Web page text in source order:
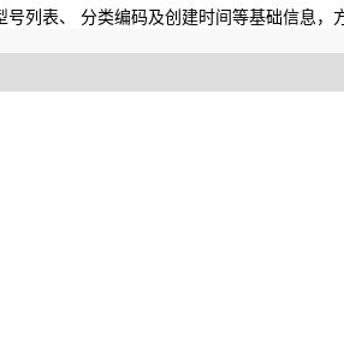
列表、 分类编码及创建时间等基础信息，